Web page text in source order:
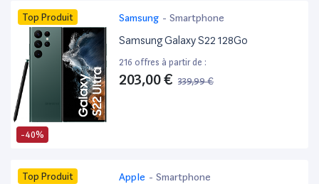
-40%
Top Produit Samsung - Smartphone
Samsung Galaxy S22 128Go
216 offres à partir de :
203,00 € 339,99 €
Top Produit Apple - Smartphone